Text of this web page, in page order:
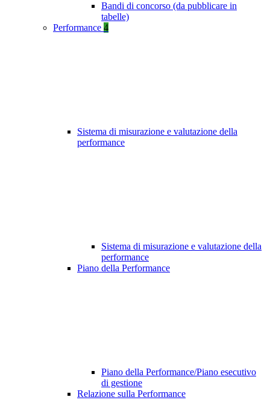
Bandi di concorso (da pubblicare in
tabelle)
Performance 4
Sistema di misurazione e valutazione della
performance
Sistema di misurazione e valutazione della
performance
Piano della Performance
Piano della Performance/Piano esecutivo
di gestione
Relazione sulla Performance